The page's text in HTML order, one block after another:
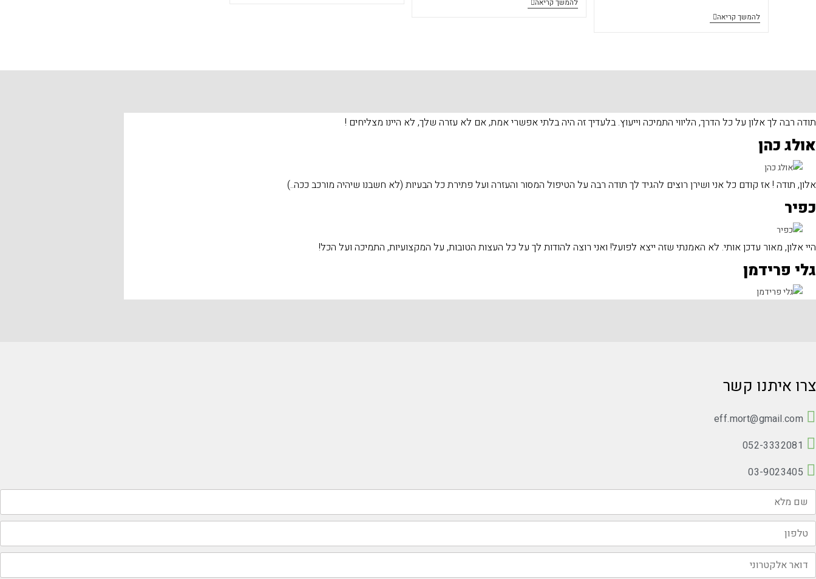
להמשך קריאה
את
להמשך קריאה
תודה רבה לך אלון על כל הדרך, הליווי התמיכה וייעוץ. בלעדיך זה היה בלתי אפשרי אמת, אם לא עזרה שלך, לא היינו מצליחים !
אולג כהן
אלון, תודה ! אז קודם כל אני ושירן רוצים להגיד לך תודה רבה על הטיפול המסור והעזרה ועל פתירת כל הבעיות (לא חשבנו שיהיה מורכב ככה..)
כפיר
היי אלון, מאור עדכן אותי. לא האמנתי שזה ייצא לפועל! ואני רוצה להודות לך על כל העצות הטובות, על המקצועיות, התמיכה ועל הכל!
גלי פרידמן
צרו איתנו קשר
eff.mort@gmail.com
052-3332081
03-9023405